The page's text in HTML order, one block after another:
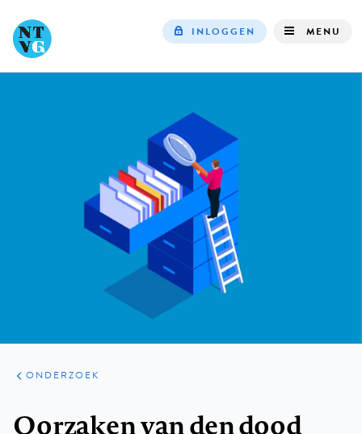
INLOGGEN MENU
ARTIKELEN
ONDERZOEK
ONDERZOEK
Oorzaken van den dood